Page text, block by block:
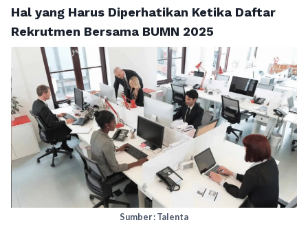
Hal yang Harus Diperhatikan Ketika Daftar
Rekrutmen Bersama BUMN 2025
Sumber : Talenta